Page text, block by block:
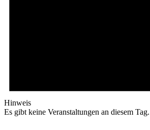
Hinweis
Es gibt keine Veranstaltungen an diesem Tag.